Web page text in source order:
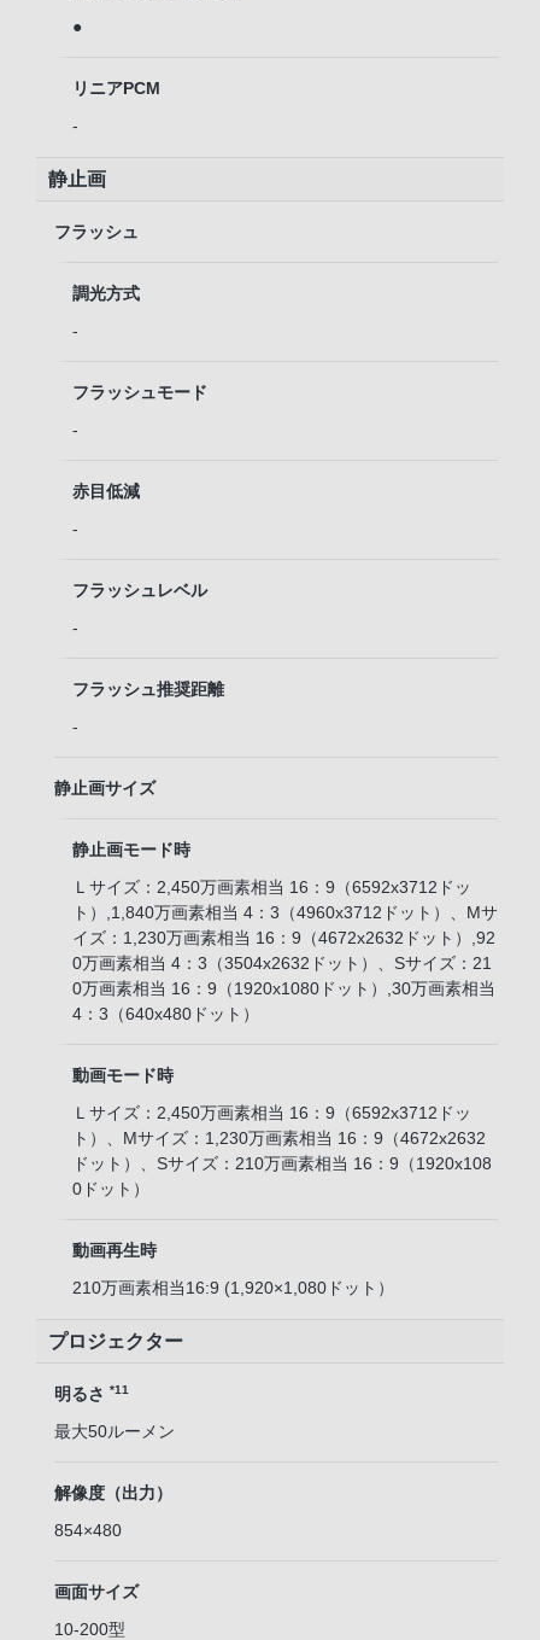
●
リニアPCM
-
静止画
フラッシュ
調光方式
-
フラッシュモード
-
赤目低減
-
フラッシュレベル
-
フラッシュ推奨距離
-
静止画サイズ
静止画モード時
Ｌサイズ：2,450万画素相当 16：9（6592x3712ドッ
ト）,1,840万画素相当 4：3（4960x3712ドット）、Mサ
イズ：1,230万画素相当 16：9（4672x2632ドット）,92
0万画素相当 4：3（3504x2632ドット）、Sサイズ：21
0万画素相当 16：9（1920x1080ドット）,30万画素相当
4：3（640x480ドット）
動画モード時
Ｌサイズ：2,450万画素相当 16：9（6592x3712ドッ
ト）、Mサイズ：1,230万画素相当 16：9（4672x2632
ドット）、Sサイズ：210万画素相当 16：9（1920x108
0ドット）
動画再生時
210万画素相当16:9 (1,920×1,080ドット）
プロジェクター
明るさ *11
最大50ルーメン
解像度（出力）
854×480
画面サイズ
10-200型